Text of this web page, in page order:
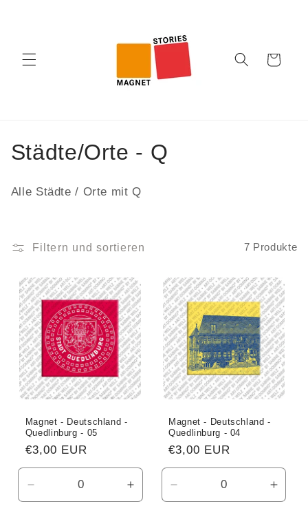
Warenkorb
K
o
e
Städte/Orte - Q
Alle Städte / Orte mit Q
Filtern und sortieren 7 Produkte
Magnet - Deutschland -
Quedlinburg - 05
Normaler
Preis
€3,00 EUR
Verringere
die
Erhöhe
die
Magnet - Deutschland -
Quedlinburg - 04
Normaler
Preis
€3,00 EUR
Verringere
die
die